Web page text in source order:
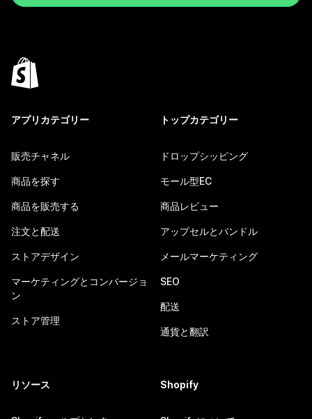
アプリカテゴリー
販売チャネル
商品を探す
商品を販売する
注文と配送
ストアデザイン
マーケティングとコンバージョ
ン
ストア管理
トップカテゴリー
ドロップシッピング
モール型EC
商品レビュー
アップセルとバンドル
メールマーケティング
SEO
配送
通貨と翻訳
リソース Shopify